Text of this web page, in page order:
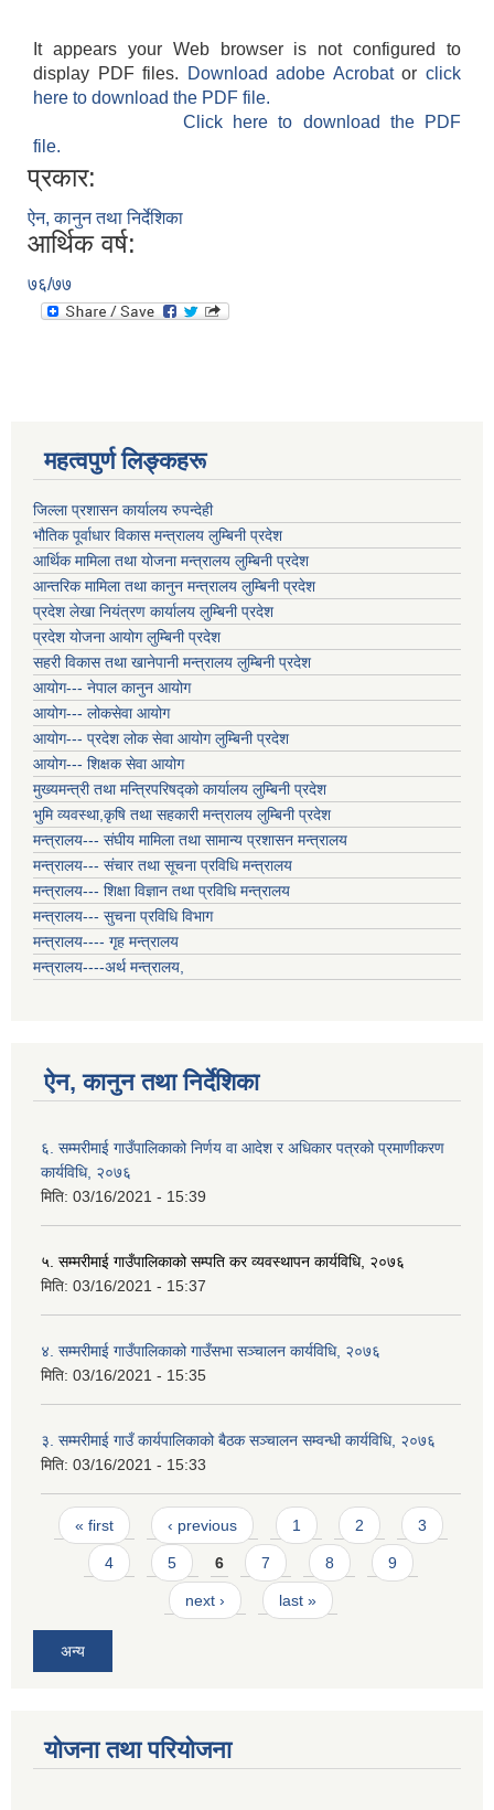
It appears your Web browser is not configured to
display PDF files.
Download adobe Acrobatorclick
here to download the PDF file.
Click here to download the PDF
file.
प्रकार:
ऐन, कानुन तथा निर्देशिका
आर्थिक वर्ष:
७६/७७
महत्वपुर्ण लिङ्कहरू
जिल्ला प्रशासन कार्यालय रुपन्देही
भौतिक पूर्वाधार विकास मन्त्रालय लुम्बिनी प्रदेश
आर्थिक मामिला तथा योजना मन्त्रालय लुम्बिनी प्रदेश
आन्तरिक मामिला तथा कानुन मन्त्रालय लुम्बिनी प्रदेश
प्रदेश लेखा नियंत्रण कार्यालय लुम्बिनी प्रदेश
प्रदेश योजना आयोग लुम्बिनी प्रदेश
सहरी विकास तथा खानेपानी मन्त्रालय लुम्बिनी प्रदेश
आयोग--- नेपाल कानुन आयोग
आयोग--- लोकसेवा आयोग
आयोग--- प्रदेश लोक सेवा आयोग लुम्बिनी प्रदेश
आयोग--- शिक्षक सेवा आयोग
मुख्यमन्त्री तथा मन्त्रिपरिषद्को कार्यालय लुम्बिनी प्रदेश
भुमि व्यवस्था,कृषि तथा सहकारी मन्त्रालय लुम्बिनी प्रदेश
मन्त्रालय--- संघीय मामिला तथा सामान्य प्रशासन मन्त्रालय
मन्त्रालय--- संचार तथा सूचना प्रविधि मन्त्रालय
मन्त्रालय--- शिक्षा विज्ञान तथा प्रविधि मन्त्रालय
मन्त्रालय--- सुचना प्रविधि विभाग
मन्त्रालय---- गृह मन्त्रालय
मन्त्रालय----अर्थ मन्त्रालय,
ऐन, कानुन तथा निर्देशिका
६. सम्मरीमाई गाउँपालिकाको निर्णय वा आदेश र अधिकार पत्रको प्रमाणीकरण
कार्यविधि, २०७६
मिति: 03/16/2021 - 15:39
५. सम्मरीमाई गाउँपालिकाको सम्पति कर व्यवस्थापन कार्यविधि, २०७६
मिति: 03/16/2021 - 15:37
४. सम्मरीमाई गाउँपालिकाको गाउँसभा सञ्चालन कार्यविधि, २०७६
मिति: 03/16/2021 - 15:35
३. सम्मरीमाई गाउँ कार्यपालिकाको बैठक सञ्चालन सम्वन्धी कार्यविधि, २०७६
मिति: 03/16/2021 - 15:33
Pages
« first ‹ previous 1 2 3
4 5 6 7 8 9
next › last »
अन्य
योजना तथा परियोजना